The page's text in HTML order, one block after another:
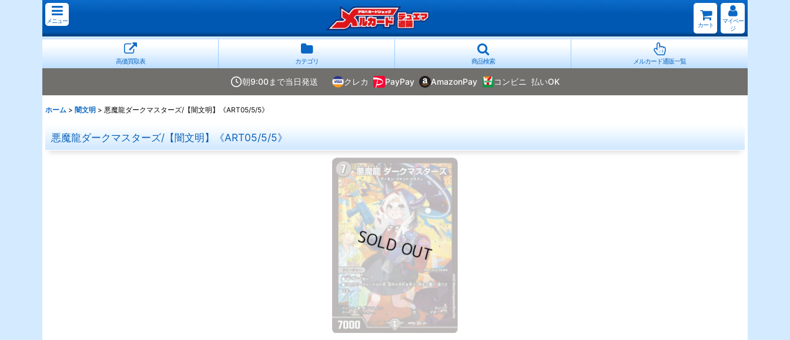
メニュー
カート
マイペー
ジ
高価買取表 カテゴリ 商品検索 メルカード通販一覧
朝9:00まで当日発送 クレカ PayPay AmazonPay コンビニ 払いOK
ホーム > 闇文明 > 悪魔龍ダークマスターズ/【闇文明】《ART05/5/5》
悪魔龍ダークマスターズ/【闇文明】《ART05/5/5》